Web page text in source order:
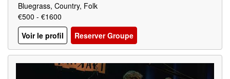
Bluegrass, Country, Folk
€500 - €1600
Voir le profil
Reserver Groupe